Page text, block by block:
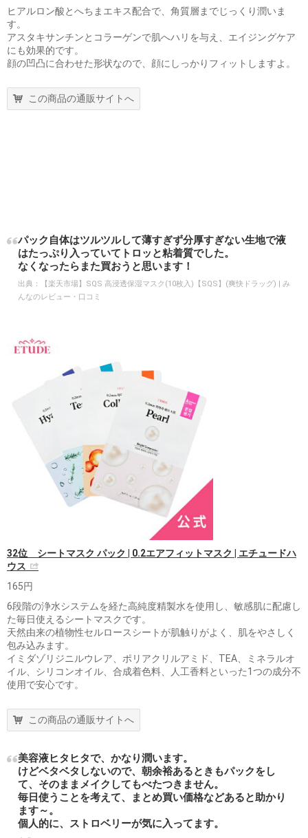
ヒアルロン酸とへちまエキス配合で、角質層までじっくり潤いま
す。
アスタキサンチンとコラーゲンで肌へハリを与え、エイジングケア
にも効果的です。
顔の凹凸に合わせた形状なので、顔にしっかりフィットしますよ。
この商品の通販サイトへ
パック自体はツルツルして薄すぎず分厚すぎない生地で液
はたっぷり入っていてトロッと粘着質でした。
なくなったらまた買おうと思います！
出典：
【楽天市場】SQS 高浸透保湿マスク(10枚入)【SQS】(爽快ドラッグ) | み
んなのレビュー・口コミ
32位 シートマスク パック | 0.2エアフィットマスク | エチュードハ
ウス
165円
6段階の浄水システムを経た高純度精製水を使用し、敏感肌に配慮し
た毎日使えるシートマスクです。
天然由来の植物性セルロースシートが肌触りがよく、肌をやさしく
包み込みます。
イミダゾリジニルウレア、ポリアクリルアミド、TEA、ミネラルオ
イル、シリコンオイル、合成着色料、人工香料といった1つの成分不
使用で安心です。
この商品の通販サイトへ
美容液ヒタヒタで、かなり潤います。
けどベタベタしないので、朝余裕あるときもパックをし
て、そのままメイクしてもべたつきません。
毎日使うことを考えて、まとめ買い価格などあると助かり
ます～。
個人的に、ストロベリーが気に入ってます。